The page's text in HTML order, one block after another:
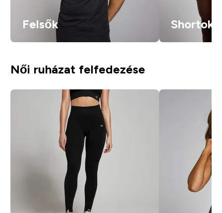
Felsők Shortok
Női ruházat felfedezése